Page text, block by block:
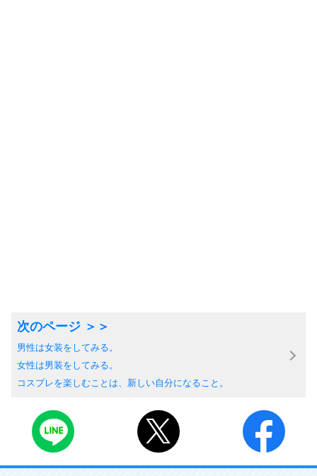
男性は女装をしてみる。
女性は男装をしてみる。
コスプレを楽しむことは、新しい自分になること。